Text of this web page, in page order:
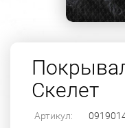
Скелет
Артикул: